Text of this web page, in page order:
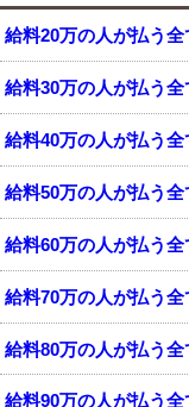
給料20万の人が払う
給料30万の人が払う
給料40万の人が払う
給料50万の人が払う
給料60万の人が払う
給料70万の人が払う
給料80万の人が払う
給料90万の人が払う